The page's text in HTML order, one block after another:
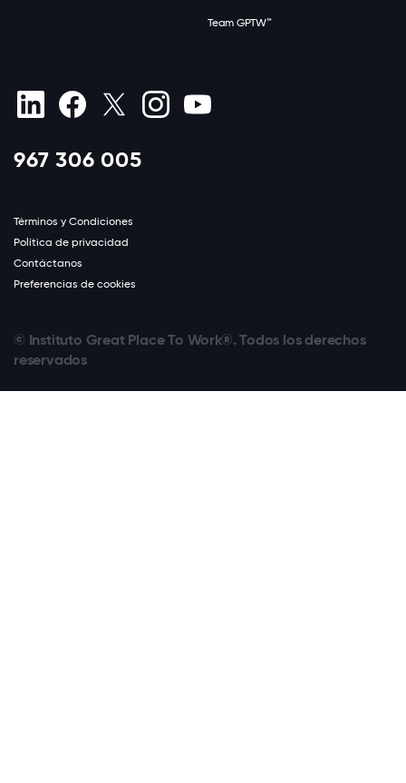
Team GPTW™
967 306 005
Términos y Condiciones
Política de privacidad
Contáctanos
Preferencias de cookies
© Instituto Great Place To Work®. Todos los derechos
reservados